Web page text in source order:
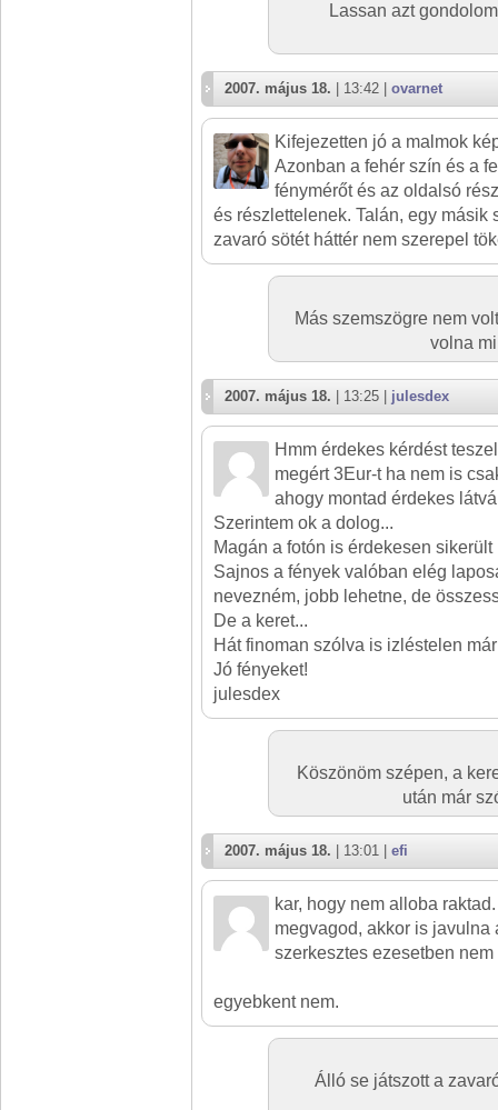
Lassan azt
2007. május 18. | 13:42 | ovarnet
Kifejezetten jó a malmok
Azonban a fehér szín és a
fénymérőt és az oldalsó
és részlettelenek. Talán, egy másik
zavaró sötét háttér nem szerepel
Más szemszögre nem
volna
2007. május 18. | 13:25 | julesdex
Hmm érdekes kérdést
megért 3Eur-t ha nem is
ahogy montad érdekes
Szerintem ok a dolog...
Magán a fotón is érdekesen
Sajnos a fények valóban elég
nevezném, jobb lehetne, de
De a keret...
Hát finoman szólva is izléstelen
Jó fényeket!
julesdex
Köszönöm szépen, a
után már
2007. május 18. | 13:01 | efi
kar, hogy nem alloba
megvagod, akkor is javulna
szerkesztes ezesetben
egyebkent nem.
Álló se játszott a